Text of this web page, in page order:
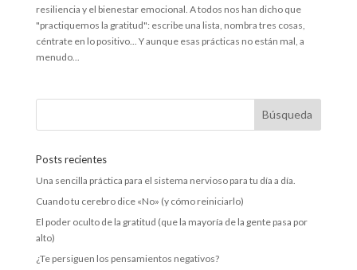
resiliencia y el bienestar emocional. A todos nos han dicho que
"practiquemos la gratitud": escribe una lista, nombra tres cosas,
céntrate en lo positivo... Y aunque esas prácticas no están mal, a
menudo...
Posts recientes
Una sencilla práctica para el sistema nervioso para tu día a día.
Cuando tu cerebro dice «No» (y cómo reiniciarlo)
El poder oculto de la gratitud (que la mayoría de la gente pasa por
alto)
¿Te persiguen los pensamientos negativos?